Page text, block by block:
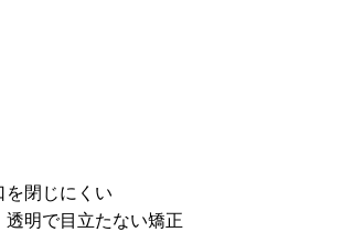
を閉じにくい
明で目立たない矯正